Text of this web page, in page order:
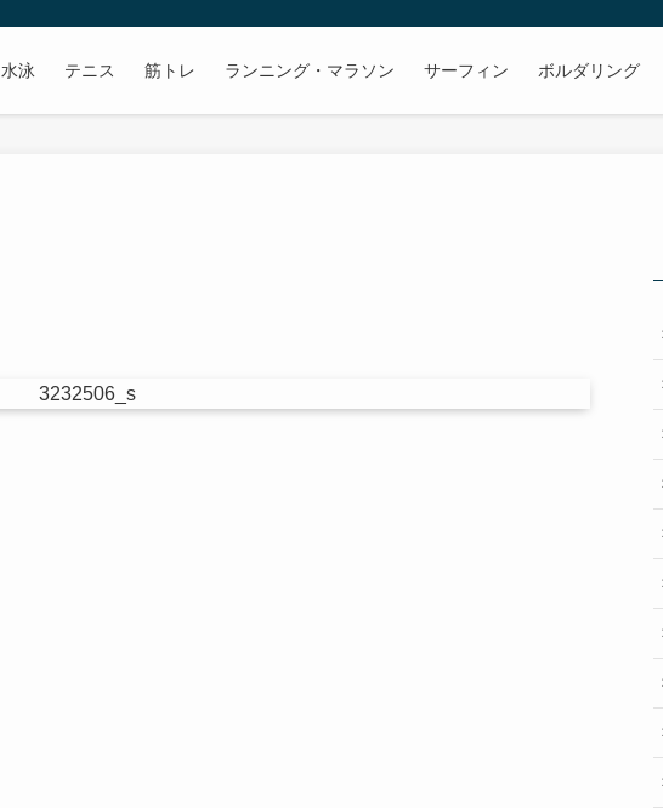
水泳 テニス 筋トレ ランニング・マラソン サーフィン ボルダリング